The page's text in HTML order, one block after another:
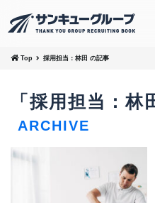
Top 採用担当：林田 の記事
「採用担当：林
ARCHIVE